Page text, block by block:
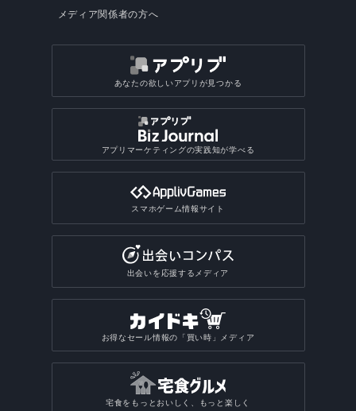
メディア関係者の方へ
あなたの欲しいアプリが見つかる
アプリマーケティングの実践知が学べる
スマホゲーム情報サイト
出会いを応援するメディア
お得なセール情報の「買い時」メディア
宅食をもっとおいしく、もっと楽しく